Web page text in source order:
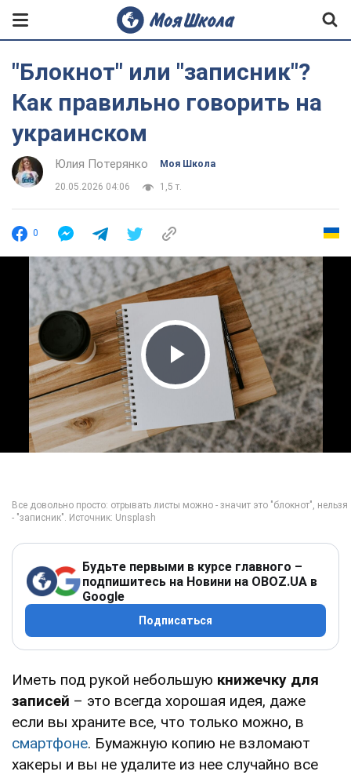
"Блокнот" или "записник"?
Как правильно говорить на
украинском
Юлия Потерянко Моя Школа
20.05.2026 04:06 1,5 т.
0
Play Video
Будьте первыми в курсе главного –
подпишитесь на Новини на OBOZ.UA в
Google
Подписаться
Иметь под рукой небольшую книжечку для
записей – это всегда хорошая идея, даже
если вы храните все, что только можно, в
смартфоне. Бумажную копию не взломают
хакеры и вы не удалите из нее случайно все